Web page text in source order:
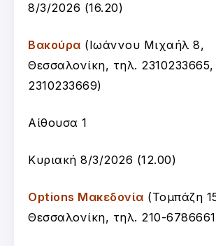
8/3/2026 (16.20)
Βακούρα (Ιωάννου Μιχαήλ 8,
Θεσσαλονίκη, τηλ. 2310233665,
2310233669)
Αίθουσα 1
Κυριακή 8/3/2026 (12.00)
Options Μακεδονία (Τομπάζη
Θεσσαλονίκη, τηλ. 210-